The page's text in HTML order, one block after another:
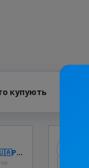
купують
ЖИРНИЙ УЛОВ🇺🇦РИБАЛКА